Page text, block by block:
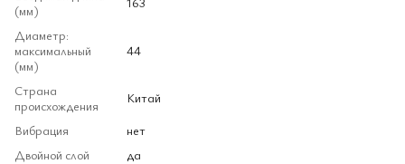
(мм)
Диаметр:
максимальный
(мм)
44
Страна
происхождения
Китай
Вибрация
нет
Двойной слой
да